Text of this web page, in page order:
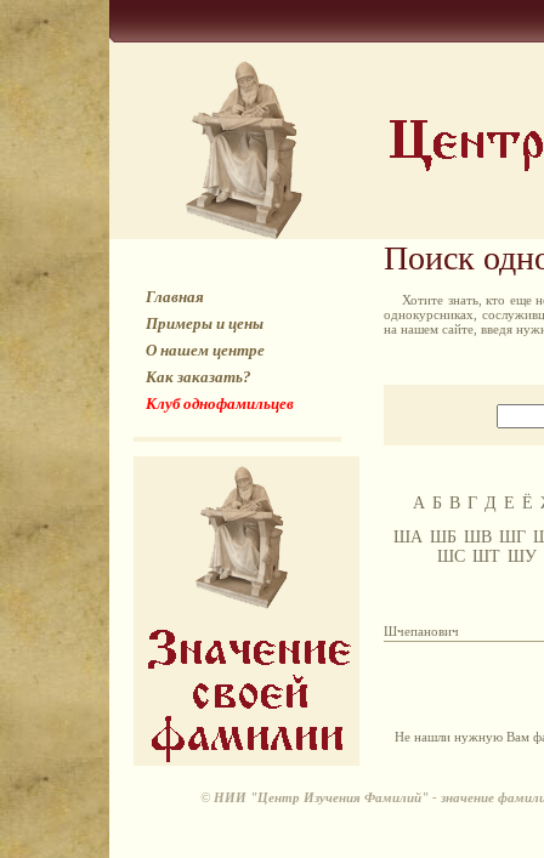
Главная
Примеры и цены
О нашем центре
Как заказать?
Клуб однофамильцев
Поиск
Хотите знать, кто еще
однокурсниках,
на нашем сайте, введя
А Б В Г Д Е Ё
ША ШБ ШВ ШГ
ШС ШТ ШУ
Шчепанович
Не нашли нужную Вам
© НИИ "Центр Изучения Фамилий" - значение